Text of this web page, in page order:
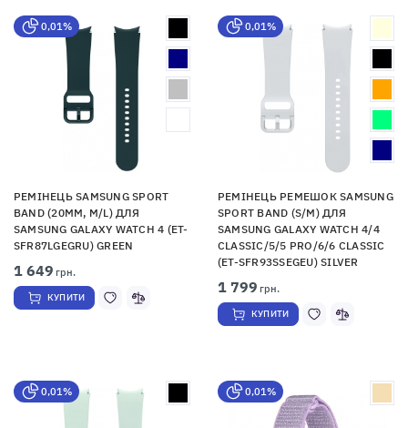
0,01%
РЕМІНЕЦЬ SAMSUNG SPORT
BAND (20MM, M/L) ДЛЯ
SAMSUNG GALAXY WATCH 4 (ET-
SFR87LGEGRU) GREEN
1 649 грн.
КУПИТИ
0,01%
РЕМІНЕЦЬ РЕМЕШОК SAMSUNG
SPORT BAND (S/M) ДЛЯ
SAMSUNG GALAXY WATCH 4/4
CLASSIC/5/5 PRO/6/6 CLASSIC
(ET-SFR93SSEGEU) SILVER
1 799 грн.
КУПИТИ
0,01% 0,01%